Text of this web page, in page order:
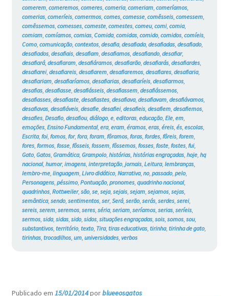
comerem, comeremos, comeres, comeria, comeriam, comeríamos,
comerias, comeríeis, comermos, comes, comesse, comêsseis, comessem,
comêssemos, comesses, comeste, comestes, comeu, comi, comia,
comiam, comíamos, comias, Comida, comidas, comido, comidos, comíeis,
Como, comunicação, contextos, desafia, desafiada, desafiadas, desafiado,
desafiados, desafiais, desafiam, desafiamos, desafiando, desafiar,
desafiará, desafiaram, desafiáramos, desafiarão, desafiarás, desafiardes,
desafiarei, desafiareis, desafiarem, desafiaremos, desafiares, desafiaria,
desafiariam, desafiaríamos, desafiarias, desafiaríeis, desafiarmos,
desafias, desafiasse, desafiásseis, desafiassem, desafiássemos,
desafiasses, desafiaste, desafiastes, desafiava, desafiavam, desafiávamos,
desafiavas, desafiáveis, desafie, desafiei, desafieis, desafiem, desafiemos,
desafies, Desafio, desafiou, diálogo, e, editoras, educação, Ele, em,
emoções, Ensino Fundamental, era, eram, éramos, eras, éreis, és, escolas,
Escrita, foi, fomos, for, fora, foram, fôramos, foras, fordes, fôreis, forem,
fores, formos, fosse, fôsseis, fossem, fôssemos, fosses, foste, fostes, fui,
Gato, Gatos, Gramática, Grampolo, histórias, histórias engraçadas, hoje, hq
nacional, humor, imagens, interpretação, jornais, Leitura, lembranças,
lembro-me, linguagem, Livro didático, Narrativa, no, passado, pelo,
Personagens, péssimo, Pontuação, pronomes, quadrinho nacional,
quadrinhos, Rottweiler, são, se, seja, sejais, sejam, sejamos, sejas,
semântica, sendo, sentimentos, ser, Será, serão, serás, serdes, serei,
sereis, serem, seremos, seres, séria, seriam, seríamos, serias, seríeis,
sermos, sida, sidas, sido, sidos, situações engraçadas, sois, somos, sou,
substantivos, território, texto, Tira, tiras educativas, tirinha, tirinha de gato,
tirinhas, trocadilhos, um, universidades, verbos
Publicado em 15/01/2014porblueeosgatos